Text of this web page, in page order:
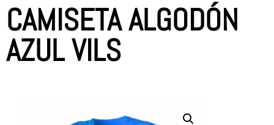
CAMISETA ALGODÓN
AZUL VILS